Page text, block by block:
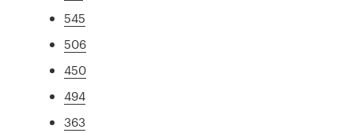
545
506
450
494
363